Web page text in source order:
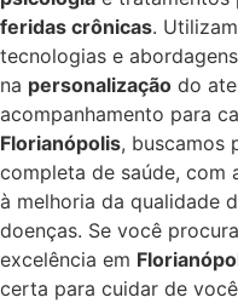
feridas crônicas.
tecnologias e
na personalização do
acompanhamento para
Florianópolis, buscamos
completa de saúde, com
à melhoria da qualidade
doenças. Se você
excelência em
certa para cuidar de